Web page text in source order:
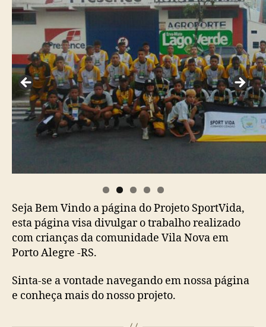
Seja Bem Vindo a página do Projeto SportVida,
esta página visa divulgar o trabalho realizado
com crianças da comunidade Vila Nova em
Porto Alegre -RS.
Sinta-se a vontade navegando em nossa página
e conheça mais do nosso projeto.